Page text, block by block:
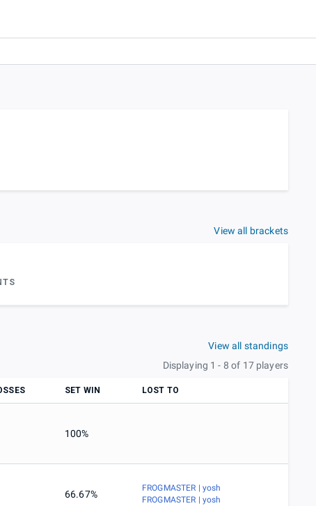
View all brackets
View all standings
Displaying 1 - 8 of 17 players
SET WIN LOST TO
100%
66.67%
FROGMASTER | yosh
FROGMASTER | yosh